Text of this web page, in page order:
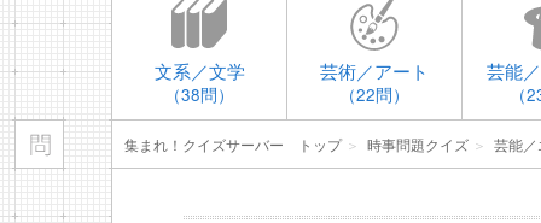
文系／文学
（38問）
芸術／アート
（22問）
芸能
（
集まれ！クイズサーバー トップ＞ 時事問題クイズ ＞ 芸能